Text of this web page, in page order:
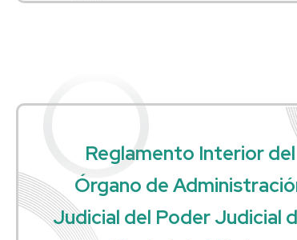
Reglamento Interior del
Órgano de
Judicial del Poder Judicial